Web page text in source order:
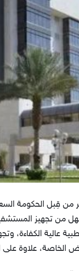
من قِبل الحكومة
من تجهيز
الطبية عالية
الخاصة، علاوة